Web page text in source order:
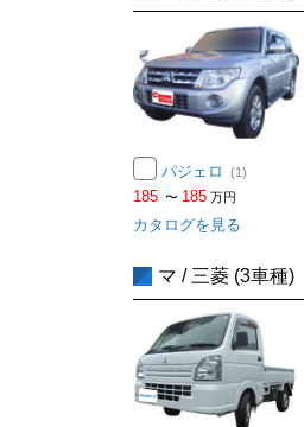
パジェロ (1)
185 〜 185 万円
カタログを見る
マ / 三菱 (3車種)